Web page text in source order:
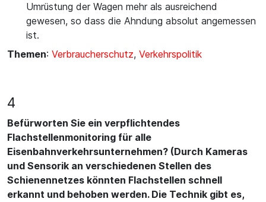
Umrüstung der Wagen mehr als ausreichend
gewesen, so dass die Ahndung absolut angemessen
ist.
Themen: Verbraucherschutz, Verkehrspolitik
4
Befürworten Sie ein verpflichtendes
Flachstellenmonitoring für alle
Eisenbahnverkehrsunternehmen? (Durch Kameras
und Sensorik an verschiedenen Stellen des
Schienennetzes könnten Flachstellen schnell
erkannt und behoben werden. Die Technik gibt es,